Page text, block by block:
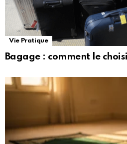
Vie Pratique
Bagage : comment le